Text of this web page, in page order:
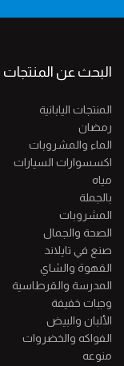
البحث عن المنتجات
المنتجات اليابانية
رمضان
الماء والمشروبات
اكسسوارات السيارات
مياه
بالجملة
المشروبات
الصحة والجمال
صنع في تايلاند
القهوة والشاي
المدرسة والقرطاسية
وجبات خفيفة
الألبان والبيض
الفواكه والخضروات
منوعه